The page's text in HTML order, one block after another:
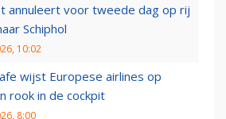
annuleert voor tweede dag op rij
Schiphol
10:02
wijst Europese airlines op
rook in de cockpit
8:00